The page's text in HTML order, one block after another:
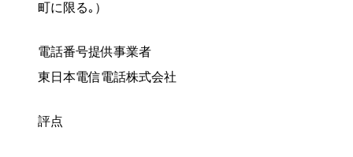
町に限る｡）
電話番号提供事業者
東日本電信電話株式会社
評点